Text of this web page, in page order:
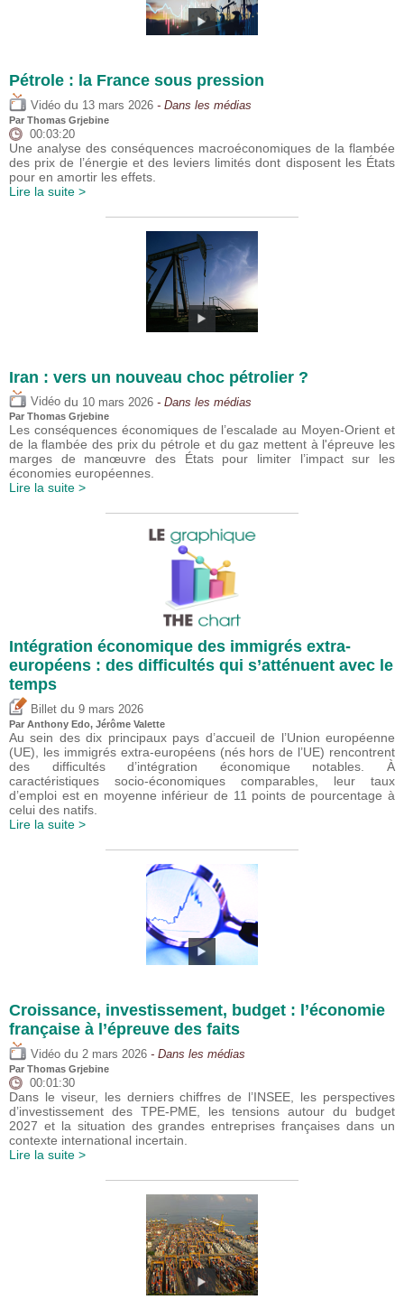
Pétrole : la France sous pression
Vidéo du 13 mars 2026 - Dans les médias
Par Thomas Grjebine
00:03:20
Une analyse des conséquences macroéconomiques de la flambée
des prix de l’énergie et des leviers limités dont disposent les États
pour en amortir les effets.
Lire la suite >
Iran : vers un nouveau choc pétrolier ?
Vidéo du 10 mars 2026 - Dans les médias
Par Thomas Grjebine
Les conséquences économiques de l’escalade au Moyen-Orient et
de la flambée des prix du pétrole et du gaz mettent à l'épreuve les
marges de manœuvre des États pour limiter l’impact sur les
économies européennes.
Lire la suite >
Intégration économique des immigrés extra-
européens : des difficultés qui s’atténuent avec le
temps
Billet du 9 mars 2026
Par Anthony Edo, Jérôme Valette
Au sein des dix principaux pays d’accueil de l’Union européenne
(UE), les immigrés extra-européens (nés hors de l’UE) rencontrent
des difficultés d’intégration économique notables. À
caractéristiques socio-économiques comparables, leur taux
d’emploi est en moyenne inférieur de 11 points de pourcentage à
celui des natifs.
Lire la suite >
Croissance, investissement, budget : l’économie
française à l’épreuve des faits
Vidéo du 2 mars 2026 - Dans les médias
Par Thomas Grjebine
00:01:30
Dans le viseur, les derniers chiffres de l’INSEE, les perspectives
d’investissement des TPE-PME, les tensions autour du budget
2027 et la situation des grandes entreprises françaises dans un
contexte international incertain.
Lire la suite >